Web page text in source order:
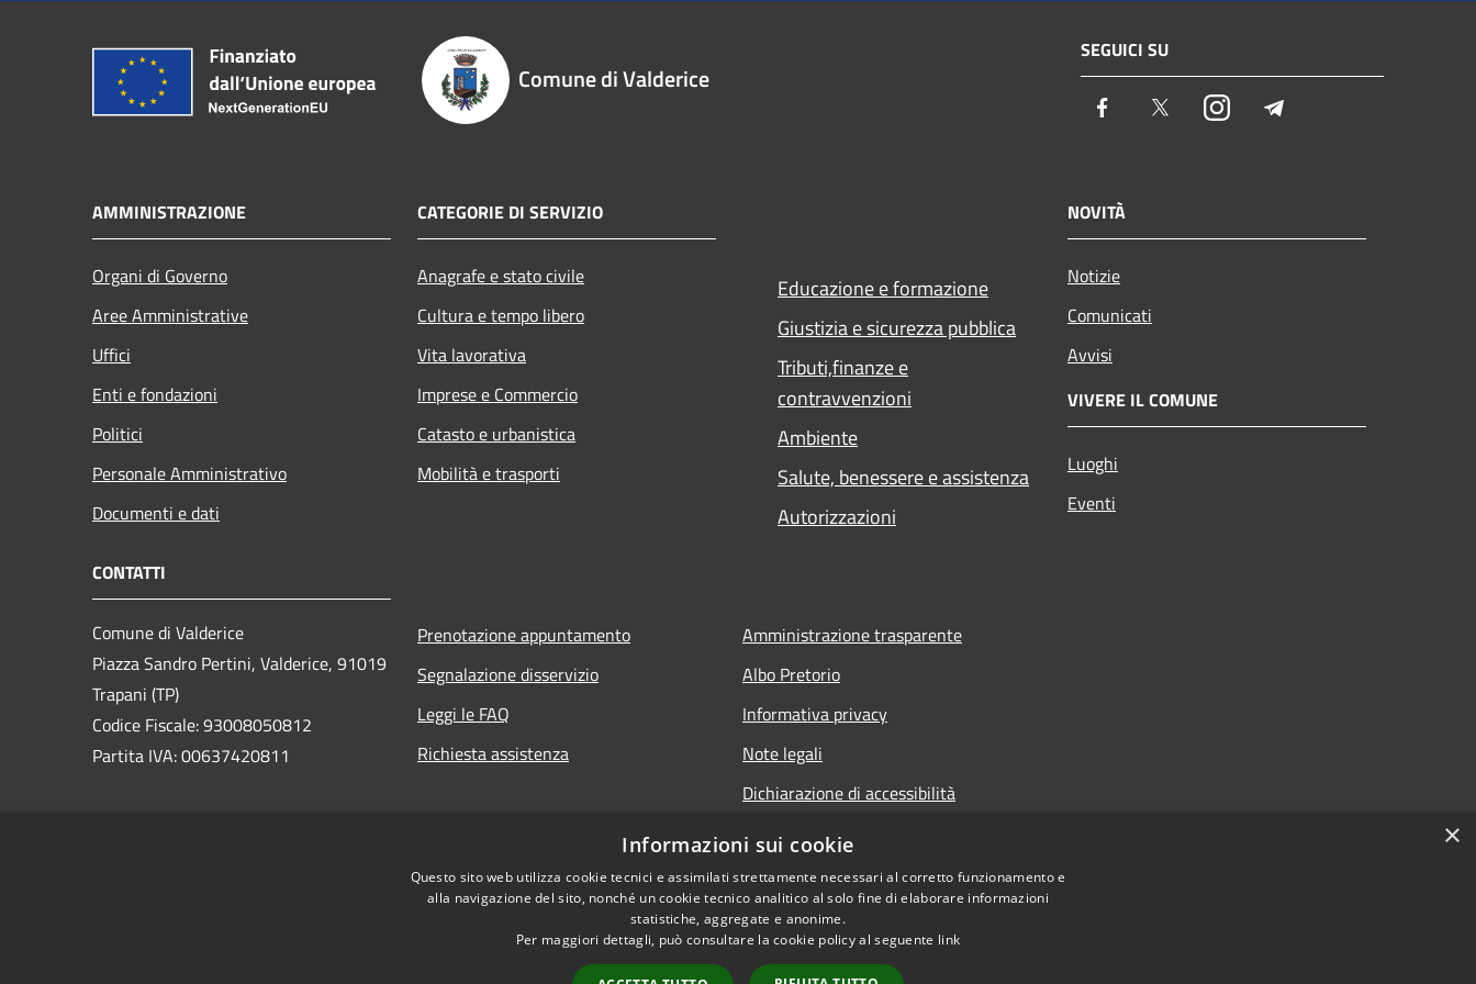
Comune di Valderice
SEGUICI SU
Facebook TwitterInstagram
AMMINISTRAZIONE
Organi di Governo
Aree Amministrative
Uffici
Enti e fondazioni
Politici
Personale Amministrativo
Documenti e dati
CATEGORIE DI SERVIZIO
Anagrafe e stato civile
Cultura e tempo libero
Vita lavorativa
Imprese e Commercio
Catasto e urbanistica
Mobilità e trasporti
Educazione e formazione
Giustizia e sicurezza pubblica
Tributi,finanze e
contravvenzioni
Ambiente
Salute, benessere e assistenza
Autorizzazioni
NOVITÀ
Notizie
Comunicati
Avvisi
VIVERE IL COMUNE
Luoghi
Eventi
CONTATTI
Comune di Valderice
Piazza Sandro Pertini, Valderice, 91019
Trapani (TP)
Codice Fiscale: 93008050812
Partita IVA: 00637420811
Prenotazione appuntamento
Segnalazione disservizio
Leggi le FAQ
Richiesta assistenza
Amministrazione trasparente
Albo Pretorio
Informativa privacy
Note legali
Dichiarazione di accessibilità
Informativa Privacy Videosorveglianza
×
Informazioni sui cookie
Questo sito web utilizza cookie tecnici e assimilati strettamente necessari al corretto funzionamento e
alla navigazione del sito, nonché un cookie tecnico analitico al solo fine di elaborare informazioni
statistiche, aggregate e anonime.
Per maggiori dettagli, può consultare la cookie policy al seguente link